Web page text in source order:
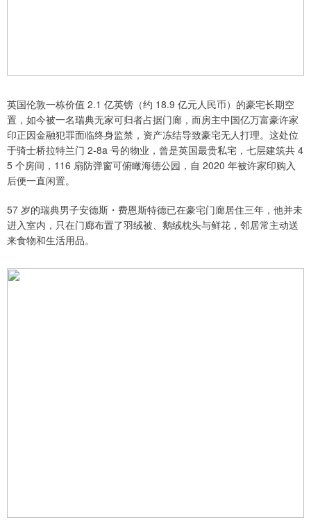
英国伦敦一栋价值 2.1 亿英镑（约 18.9 亿元人民币）的豪宅长期空
置，如今被一名瑞典无家可归者占据门廊，而房主中国亿万富豪许家
印正因金融犯罪面临终身监禁，资产冻结导致豪宅无人打理。这处位
于骑士桥拉特兰门 2-8a 号的物业，曾是英国最贵私宅，七层建筑共 4
5 个房间，116 扇防弹窗可俯瞰海德公园，自 2020 年被许家印购入
后便一直闲置。
57 岁的瑞典男子安德斯・费恩斯特德已在豪宅门廊居住三年，他并未
进入室内，只在门廊布置了羽绒被、鹅绒枕头与鲜花，邻居常主动送
来食物和生活用品。